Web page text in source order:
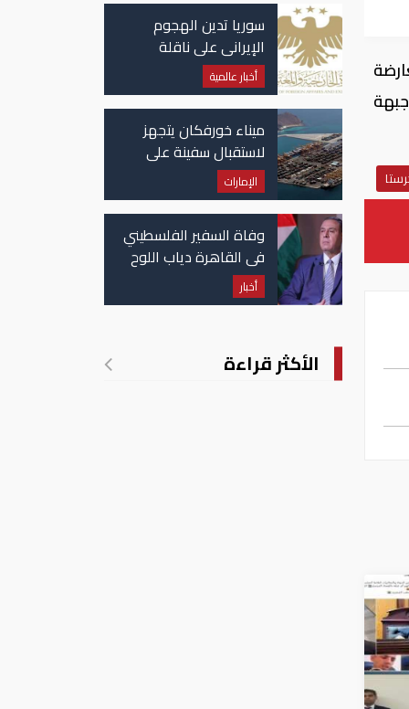
كمين على جبهة
سوريا تدين الهجوم
الإيراني على ناقلة
"أدنوك" في مضيق هرمز
أخبار عالمية
ميناء خورفكان يتجهز
لاستقبال سفينة على
متنها 6068 سيارة صينية
الإمارات
وفاة السفير الفلسطيني
في القاهرة دياب اللوح
أخبار
الأكثر قراءة